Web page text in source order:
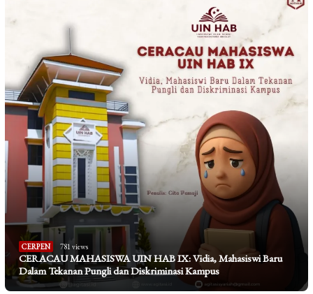
CERPEN 781 views
CERACAU MAHASISWA UIN HAB IX: Vidia, Mahasiswi Baru
Dalam Tekanan Pungli dan Diskriminasi Kampus